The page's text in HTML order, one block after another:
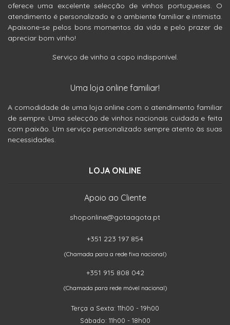
oferece uma excelente selecção de vinhos portugueses. O
atendimento é personalizado e o ambiente familiar e intimista.
Apaixone-se pelos bons momentos da vida e pelo prazer de
apreciar bom vinho!
Serviço de vinho a copo indisponível.
Uma loja online familiar!
A comodidade de uma loja online com o atendimento familiar
de sempre. Uma selecção de vinhos nacionais cuidada e feita
com paixão. Um serviço personalizado sempre atento às suas
necessidades.
LOJA ONLINE
Apoio ao Cliente
shoponline@gotaagota.pt
+351 223 197 854
(Chamada para a rede fixa nacional)
+351 915 808 042
(Chamada para rede móvel nacional)
Terça a Sexta: 11h00 - 19h00
Sábado: 11h00 - 18h00